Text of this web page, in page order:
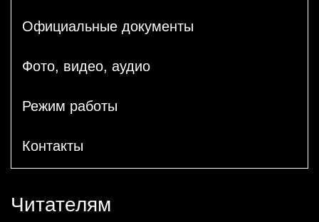
Официальные документы
Фото, видео, аудио
Режим работы
Контакты
Читателям